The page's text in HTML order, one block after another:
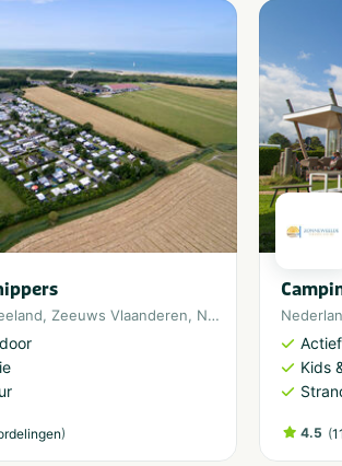
, Zeeuws Vlaanderen, Noordzee
)
Kids
4.5 (